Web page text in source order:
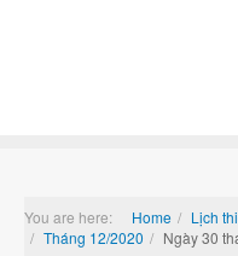
You are here: Home Lịch
Tháng 12/2020
Ngày 30